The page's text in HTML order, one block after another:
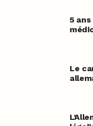
5
Le